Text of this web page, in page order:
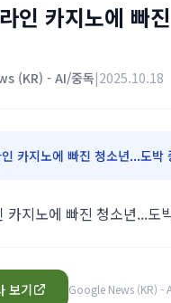
인 카지노에 빠
(KR) - AI/중독|2025.10.18
카지노에 빠진 청소년...도박
카지노에 빠진 청소년...도
보기 Google News (KR) -